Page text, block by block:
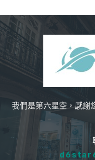
我們是第六星空，感謝